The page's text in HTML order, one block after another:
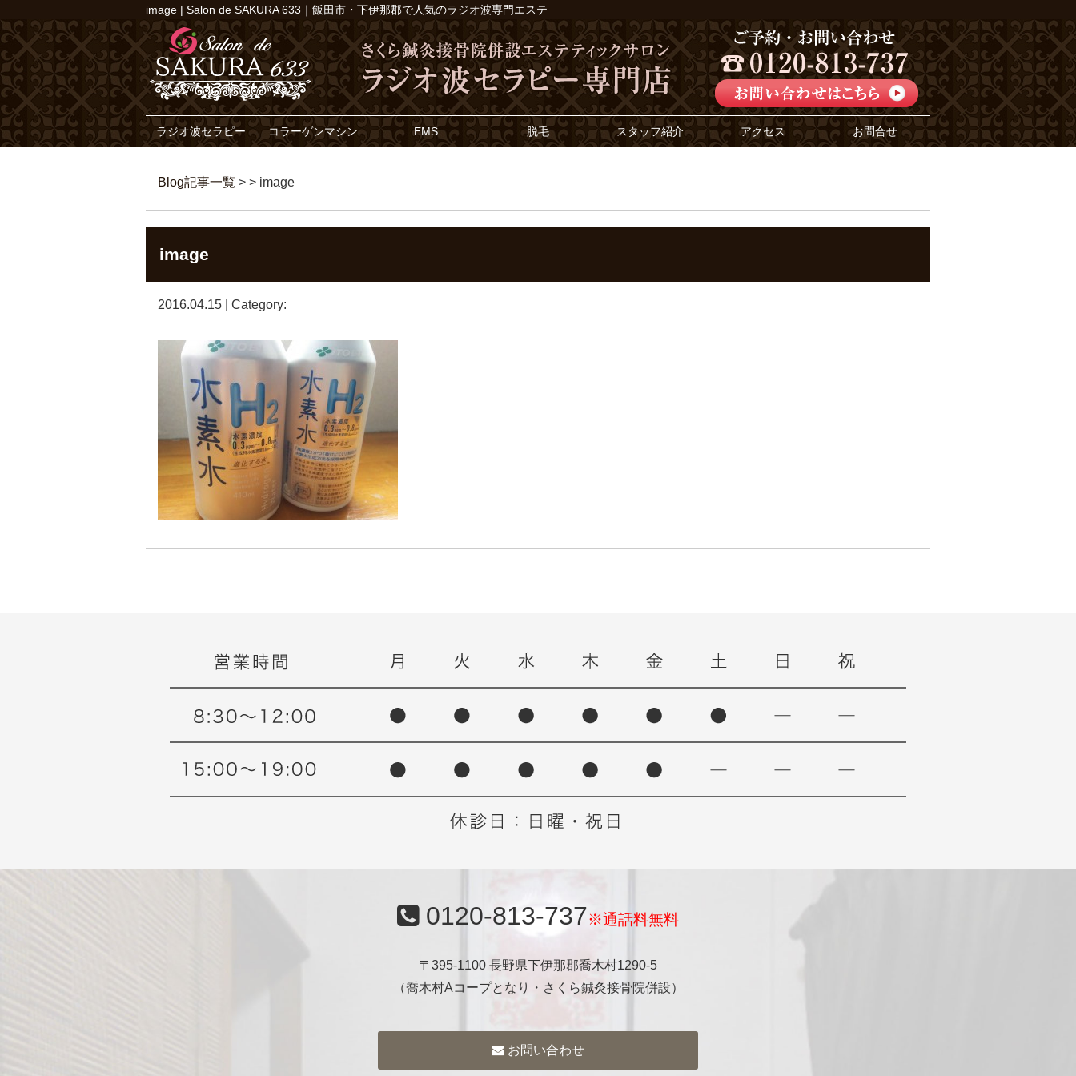
image | Salon de SAKURA 633｜飯田市・下伊那郡で人気のラジオ波専門エステ
ラジオ波セラピー コラーゲンマシン EMS 脱毛 スタッフ紹介 アクセス お問合せ
Blog記事一覧 > > image
image
2016.04.15 | Category:
0120-813-737※通話料無料
〒395-1100 長野県下伊那郡喬木村1290-5
（喬木村Aコープとなり・さくら鍼灸接骨院併設）
お問い合わせ